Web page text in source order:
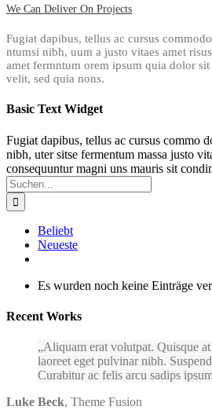
We Can Deliver On Projects
Fugiat dapibus, tellus ac cursus
ntumsi nibh, uum a justo vitaes amet
amet fermntum orem ipsum quia dolor
velit, sed quia nons.
Basic Text Widget
Fugiat dapibus, tellus ac cursus commo
nibh, uter sitse fermentum massa justo
consequuntur magni uns mauris sit
Suche
nach:
Beliebt
Neueste
Es wurden noch keine Einträge
Recent Works
Aliquam erat volutpat. Quisque
laoreet eget pulvinar nibh.
Curabitur ac felis arcu sadips
Luke Beck, Theme Fusion